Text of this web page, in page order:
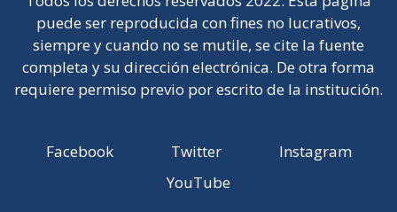
puede ser reproducida con fines no lucrativos,
siempre y cuando no se mutile, se cite la fuente
completa y su dirección electrónica. De otra forma
requiere permiso previo por escrito de la institución.
Facebook Twitter
Instagram
YouTube